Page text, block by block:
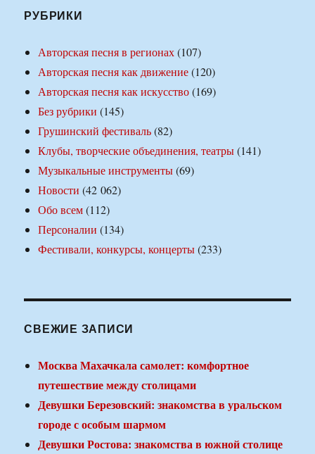
РУБРИКИ
Авторская песня в регионах(107)
Авторская песня как движение(120)
Авторская песня как искусство(169)
Без рубрики (145)
Грушинский фестиваль(82)
Клубы, творческие объединения, театры(141)
Музыкальные инструменты(69)
Новости (42 062)
Обо всем(112)
Персоналии (134)
Фестивали, конкурсы, концерты(233)
СВЕЖИЕ ЗАПИСИ
Москва Махачкала самолет: комфортное
путешествие между столицами
Девушки Березовский: знакомства в уральском
городе с особым шармом
Девушки Ростова: знакомства в южной столице